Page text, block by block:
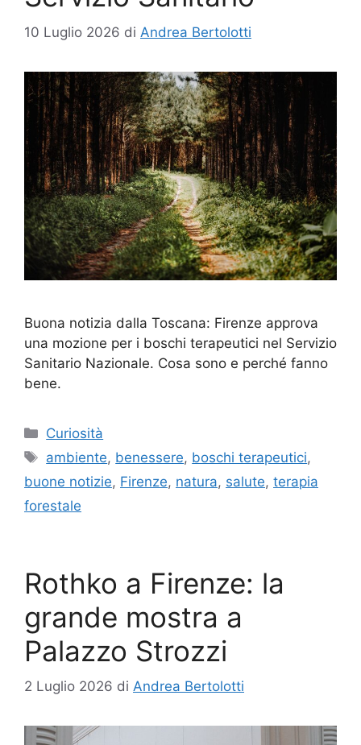
10 Luglio 2026 di Andrea Bertolotti
Buona notizia dalla Toscana: Firenze approva
una mozione per i boschi terapeutici nel Servizio
Sanitario Nazionale. Cosa sono e perché fanno
bene.
Categorie
Curiosità
Tag
ambiente, benessere, boschi terapeutici,
buone notizie, Firenze, natura, salute, terapia
forestale
Rothko a Firenze: la
grande mostra a
Palazzo Strozzi
2 Luglio 2026 di Andrea Bertolotti